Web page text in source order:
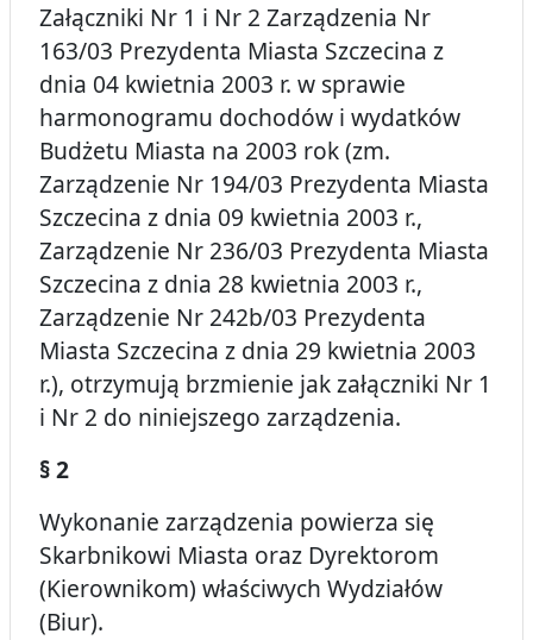
Załączniki Nr 1 i Nr 2 Zarządzenia Nr
163/03 Prezydenta Miasta Szczecina z
dnia 04 kwietnia 2003 r. w sprawie
harmonogramu dochodów i wydatków
Budżetu Miasta na 2003 rok (zm.
Zarządzenie Nr 194/03 Prezydenta Miasta
Szczecina z dnia 09 kwietnia 2003 r.,
Zarządzenie Nr 236/03 Prezydenta Miasta
Szczecina z dnia 28 kwietnia 2003 r.,
Zarządzenie Nr 242b/03 Prezydenta
Miasta Szczecina z dnia 29 kwietnia 2003
r.), otrzymują brzmienie jak załączniki Nr 1
i Nr 2 do niniejszego zarządzenia.
§ 2
Wykonanie zarządzenia powierza się
Skarbnikowi Miasta oraz Dyrektorom
(Kierownikom) właściwych Wydziałów
(Biur).